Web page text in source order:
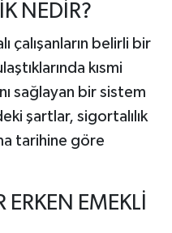
NEDİR?
çalışanların belirli bir
kısmi
sağlayan bir sistem
şartlar, sigortalılık
tarihine göre
EMEKLİ